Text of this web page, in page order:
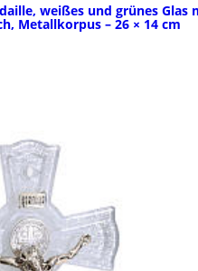
weißes und grünes Glas
Metallkorpus – 26 × 14 cm